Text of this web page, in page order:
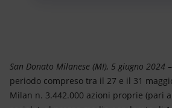
Scenari energetici
San Donato Milanese (MI), 5 giugno 2024
periodo compreso tra il 27 e il 31
Milan n. 3.442.000 azioni proprie (pari